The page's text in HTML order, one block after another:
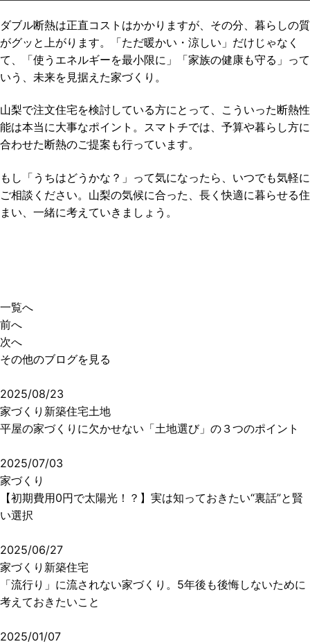
ダブル断熱は正直コストはかかりますが、その分、暮らしの質
がグッと上がります。「ただ暖かい・涼しい」だけじゃなく
て、「使うエネルギーを最小限に」「家族の健康も守る」って
いう、未来を見据えた家づくり。
山梨で注文住宅を検討している方にとって、こういった断熱性
能は本当に大事なポイント。スマトチでは、予算や暮らし方に
合わせた断熱のご提案も行っています。
もし「うちはどうかな？」って気になったら、いつでも気軽に
ご相談ください。山梨の気候に合った、長く快適に暮らせる住
まい、一緒に考えていきましょう。
一覧へ
前へ
次へ
その他のブログを見る
2025/08/23
家づくり 新築住宅土地
平屋の家づくりに欠かせない「土地選び」の３つのポイント
2025/07/03
家づくり
【初期費用0円で太陽光！？】実は知っておきたい“裏話”と賢
い選択
2025/06/27
家づくり 新築住宅
「流行り」に流されない家づくり。5年後も後悔しないために
考えておきたいこと
2025/01/07